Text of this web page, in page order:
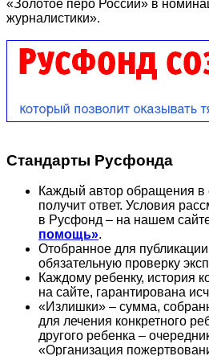
«Золотое перо России» в
журналистики».
Стандарты Русфонда
Каждый автор обращения в
получит ответ. Условия
в Русфонд – на нашем
помощь».
Отобранное для
обязательную проверку
Каждому ребенку, история
на сайте, гарантирована
«Излишки» – сумма,
для лечения конкретного
другого ребенка –
«Организация